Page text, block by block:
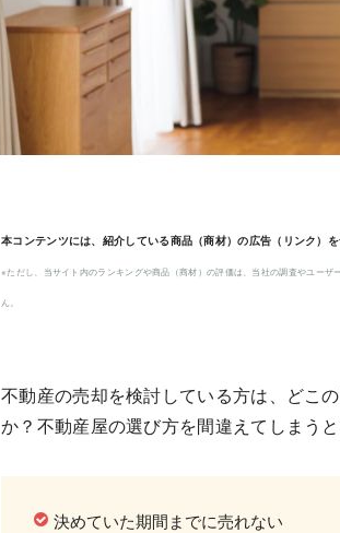
本コンテンツには、紹介している商品（商材）の広告（リンク）を
※ただし、当サイト内のランキングや商品（商材）の評価は、当社の調査やユー
ん。
不動産の売却を検討している方は、どこ
か？不動産屋の選び方を間違えてしまう
決めていた期間までに売れない